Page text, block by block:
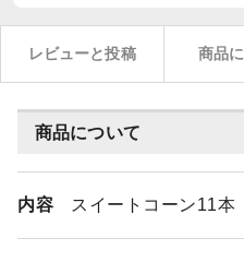
レビューと投稿 商品
商品について
内容 スイートコーン11本